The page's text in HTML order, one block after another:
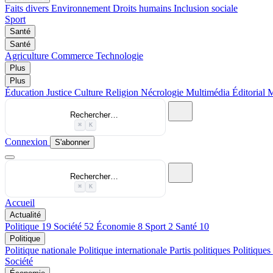
Faits divers Environnement Droits humains Inclusion sociale
Sport
Santé
Santé
Agriculture Commerce Technologie
Plus
Plus
Éducation Justice Culture Religion Nécrologie Multimédia Éditorial
Rechercher…
⌘ K
Connexion S'abonner
Rechercher…
⌘ K
Accueil
Actualité
Politique 19 Société 52 Économie 8 Sport 2 Santé 10
Politique
Politique nationale Politique internationale Partis politiques Politiques
Société